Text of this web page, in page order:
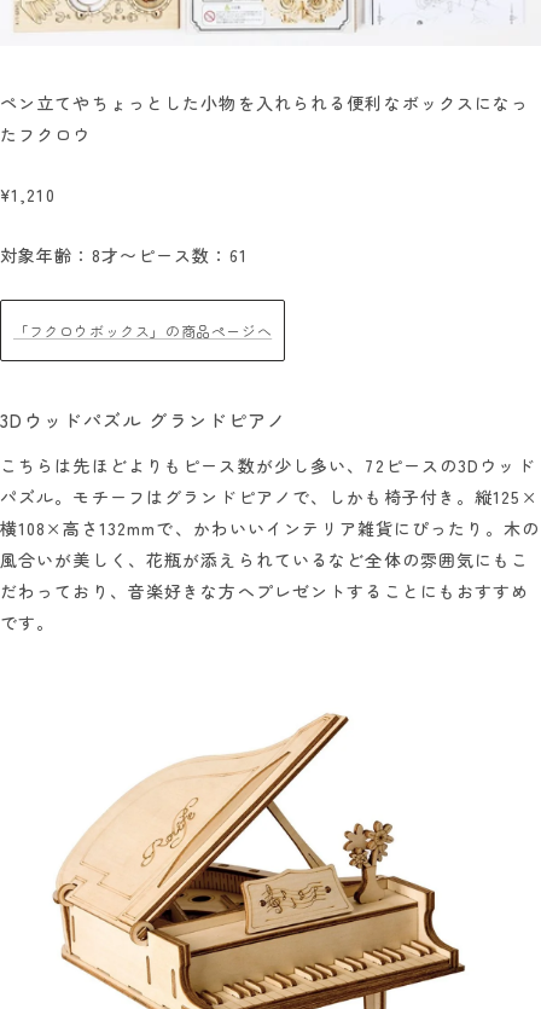
ペン立てやちょっとした小物を入れられる便利なボックスになっ
たフクロウ
¥1,210
対象年齢：8才〜 ピース数：61
「フクロウボックス」の商品ページへ
3Dウッドパズル グランドピアノ
こちらは先ほどよりもピース数が少し多い、72ピースの3Dウッド
パズル。モチーフはグランドピアノで、しかも椅子付き。縦125×
横108×高さ132mmで、かわいいインテリア雑貨にぴったり。木の
風合いが美しく、花瓶が添えられているなど全体の雰囲気にもこ
だわっており、音楽好きな方へプレゼントすることにもおすすめ
です。